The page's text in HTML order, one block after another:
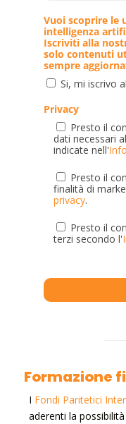
Vuoi scoprire le
intelligenza
Iscriviti alla
solo contenuti
sempre
Si, mi iscrivo
Privacy
Presto il
dati necessari
indicate nell'
Presto il
finalità di
privacy.
Presto il
terzi secondo l'
Formazione
I Fondi Paritetici
aderenti la